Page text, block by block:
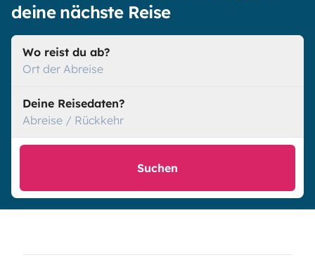
deine nächste Reise
Wo reist du ab?
Ort der Abreise
Deine Reisedaten?
Abreise / Rückkehr
Suchen